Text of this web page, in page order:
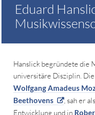
Eduard
Hanslick begründete die
universitäre Disziplin.
Wolfgang Amadeus
Beethovens
, sah er
Entwicklung und in